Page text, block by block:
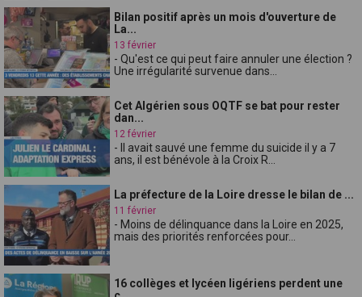
Bilan positif après un mois d'ouverture de
La...
13 février
- Qu'est ce qui peut faire annuler une élection ?
Une irrégularité survenue dans...
Cet Algérien sous OQTF se bat pour rester
dan...
12 février
- Il avait sauvé une femme du suicide il y a 7
ans, il est bénévole à la Croix R...
La préfecture de la Loire dresse le bilan de ...
11 février
- Moins de délinquance dans la Loire en 2025,
mais des priorités renforcées pour...
16 collèges et lycéen ligériens perdent une